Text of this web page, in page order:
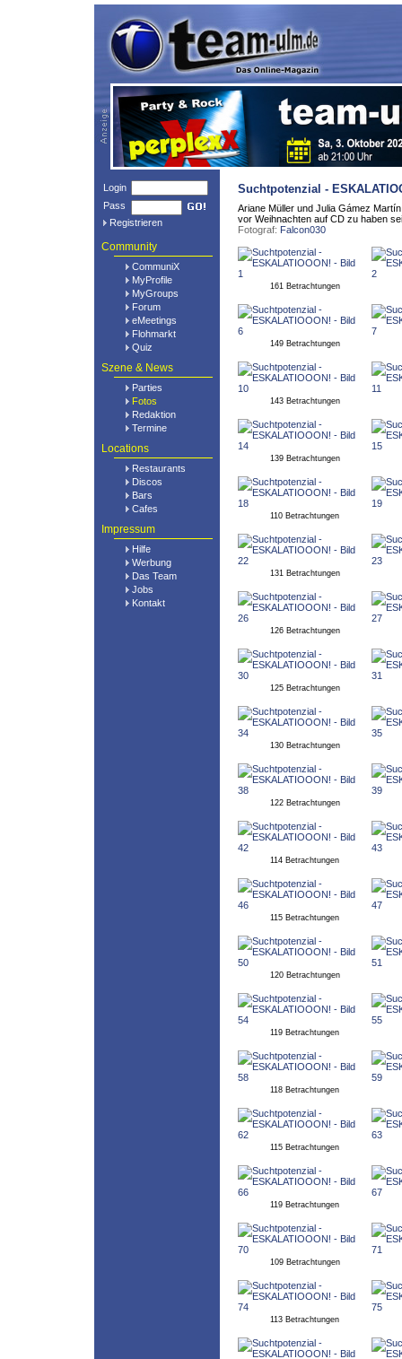
Login
Pass
Registrieren
Community
CommuniX
MyProfile
MyGroups
Forum
eMeetings
Flohmarkt
Quiz
Szene & News
Parties
Fotos
Redaktion
Termine
Locations
Restaurants
Discos
Bars
Cafes
Impressum
Hilfe
Werbung
Das Team
Jobs
Kontakt
Suchtpotenzial -
Ariane Müller und Julia Gámez
vor Weihnachten auf CD zu haben
Fotograf: Falcon030
161 Betrachtungen
149 Betrachtungen
143 Betrachtungen
139 Betrachtungen
110 Betrachtungen
131 Betrachtungen
126 Betrachtungen
125 Betrachtungen
130 Betrachtungen
122 Betrachtungen
114 Betrachtungen
115 Betrachtungen
120 Betrachtungen
119 Betrachtungen
118 Betrachtungen
115 Betrachtungen
119 Betrachtungen
109 Betrachtungen
113 Betrachtungen